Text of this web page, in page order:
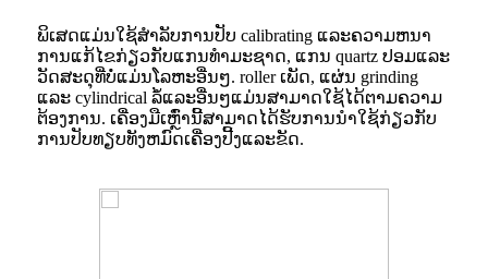
ພິເສດແມ່ນໃຊ້ສໍາລັບການປັບ calibrating ແລະຄວາມຫນາ
ການແກ້ໄຂກ່ຽວກັບແກນທໍາມະຊາດ, ແກນ quartz ປອມແລະ
ວັດສະດຸທີ່ບໍ່ແມ່ນໂລຫະອື່ນໆ. roller ເພັດ, ແຜ່ນ grinding
ແລະ cylindrical ລໍ້ແລະອື່ນໆແມ່ນສາມາດໃຊ້ໄດ້ຕາມຄວາມ
ຕ້ອງການ. ເຄື່ອງ​ມື​ເຫຼົ່າ​ນີ້​ສາ​ມາດ​ໄດ້​ຮັບ​ການ​ນໍາ​ໃຊ້​ກ່ຽວ​ກັບ​
ການ​ປັບ​ທຽບ​ທັງ​ຫມົດ​ເຄື່ອງ​ປີ້ງ​ແລະ​ຂັດ​.